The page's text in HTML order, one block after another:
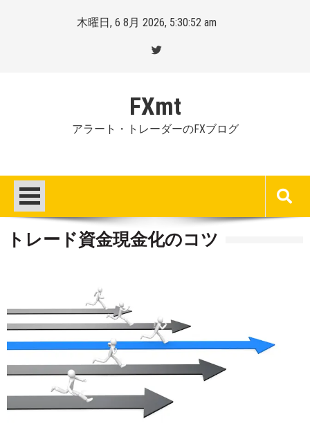
木曜日, 6 8月 2026, 5:30:53 am
FXmt
アラート・トレーダーのFXブログ
トレード資金現金化のコツ
:
2017-
28
more